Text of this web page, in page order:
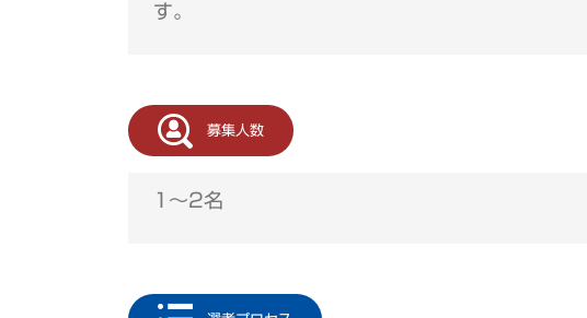
す。
募集人数
1～2名